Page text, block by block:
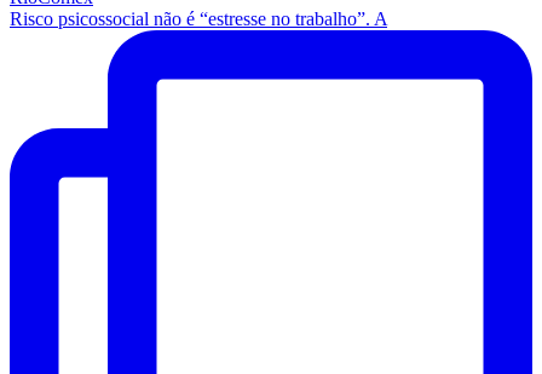
Risco psicossocial não é “estresse no trabalho”. A